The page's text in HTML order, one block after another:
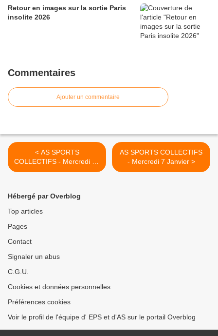
Retour en images sur la sortie Paris
insolite 2026
Commentaires
Ajouter un commentaire
< AS SPORTS
COLLECTIFS - Mercredi 17
Décembre
AS SPORTS COLLECTIFS
- Mercredi 7 Janvier >
Hébergé par Overblog
Top articles
Pages
Contact
Signaler un abus
C.G.U.
Cookies et données personnelles
Préférences cookies
Voir le profil de l'équipe d' EPS et d'AS sur le portail Overblog